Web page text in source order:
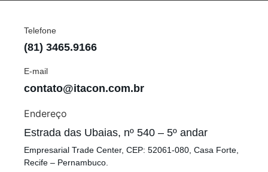
Telefone
(81) 3465.9166
E-mail
contato@itacon.com.br
Endereço
Estrada das Ubaias, nº 540 – 5º andar
Empresarial Trade Center, CEP: 52061-080, Casa Forte,
Recife – Pernambuco.